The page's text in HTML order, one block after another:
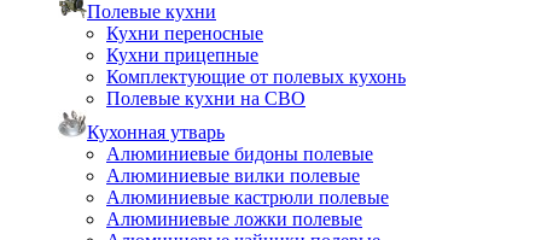
Полевые кухни
Кухни переносные
Кухни прицепные
Комплектующие от полевых кухонь
Полевые кухни на СВО
Кухонная утварь
Алюминиевые бидоны полевые
Алюминиевые вилки полевые
Алюминиевые кастрюли полевые
Алюминиевые ложки полевые